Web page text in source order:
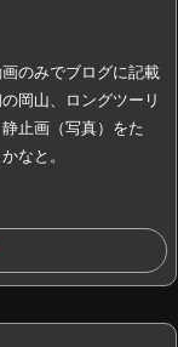
のみでブログに記載
岡山、ロングツーリ
止画（写真）をた
なと。